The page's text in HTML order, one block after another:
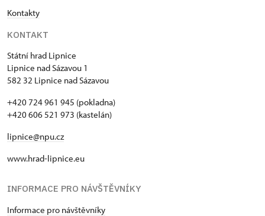
Kontakty
KONTAKT
Státní hrad Lipnice
Lipnice nad Sázavou 1
582 32 Lipnice nad Sázavou
+420 724 961 945 (pokladna)
+420 606 521 973 (kastelán)
lipnice@npu.cz
www.hrad-lipnice.eu
INFORMACE PRO NÁVŠTĚVNÍKY
Informace pro návštěvníky